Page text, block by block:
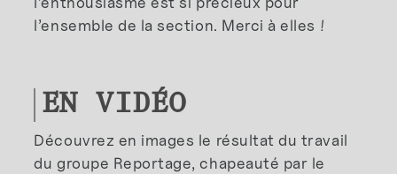
l’ensemble de la section. Merci à elles !
EN VIDÉO
Découvrez en images le résultat du travail
du groupe Reportage, chapeauté par le